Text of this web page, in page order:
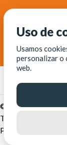
© Fortaleza Digital
Tecnologia e
Praia de Iracema -
Uso de
Usamos
personalizar o
web.